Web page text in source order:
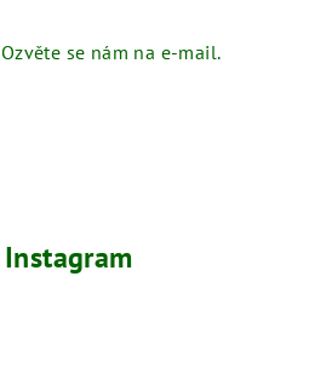
se nám na e-mail.
Instagram